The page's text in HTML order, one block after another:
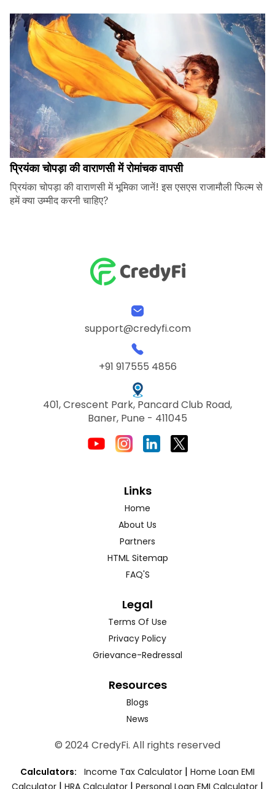
प्रियंका चोपड़ा की वाराणसी में रोमांचक वापसी
प्रियंका चोपड़ा की वाराणसी में भूमिका जानें! इस एसएस राजामौली फिल्म से
हमें क्या उम्मीद करनी चाहिए?
support@credyfi.com
+91 917555 4856
401, Crescent Park, Pancard Club Road,
Baner, Pune - 411045
Links
Home
About Us
Partners
HTML Sitemap
FAQ'S
Legal
Terms Of Use
Privacy Policy
Grievance-Redressal
Resources
Blogs
News
© 2024 CredyFi. All rights reserved
Calculators: Income Tax Calculator | Home Loan EMI
Calculator | HRA Calculator | Personal Loan EMI Calculator |